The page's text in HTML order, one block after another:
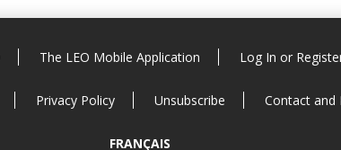
The LEO Mobile Application Log In or
Privacy Policy Unsubscribe Contact and
FRANÇAIS